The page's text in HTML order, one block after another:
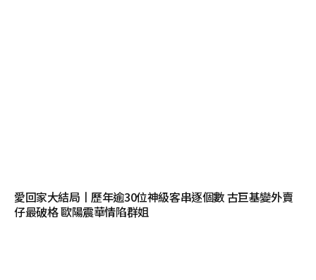
愛回家大結局丨歷年逾30位神級客串逐個數 古巨基變外賣
仔最破格 歐陽震華情陷群姐